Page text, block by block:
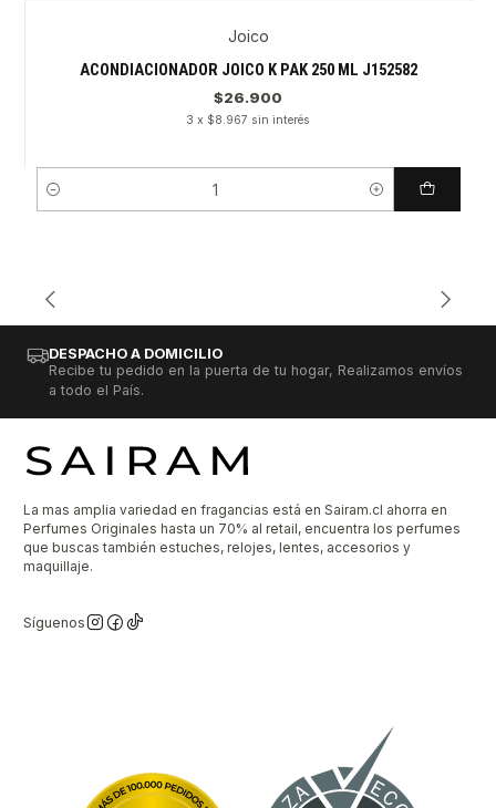
Joico
ACONDIACIONADOR JOICO K PAK 250 ML J152582
$26.900
3 x $8.967 sin interés
Cantidad
DESPACHO A DOMICILIO
Recibe tu pedido en la puerta de tu hogar, Realizamos envíos
a todo el País.
La mas amplia variedad en fragancias está en Sairam.cl ahorra en
Perfumes Originales hasta un 70% al retail, encuentra los perfumes
que buscas también estuches, relojes, lentes, accesorios y
maquillaje.
Síguenos